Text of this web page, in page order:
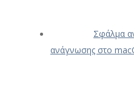
Σφάλμα
ανάγνωσης στο